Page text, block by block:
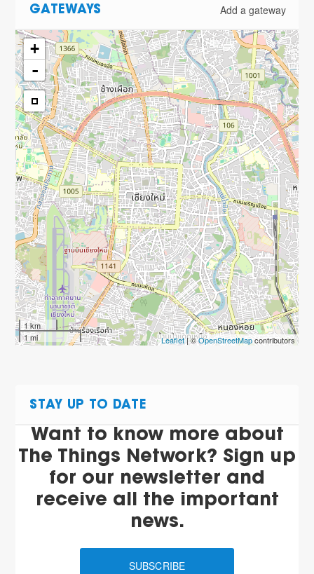
GATEWAYS Add a gateway
+
-
1 km
1 mi
Leaflet| ©OpenStreetMapcontributors
STAY UP TO DATE
Want to know more about
The Things Network? Sign up
for our newsletter and
receive all the important
news.
SUBSCRIBE